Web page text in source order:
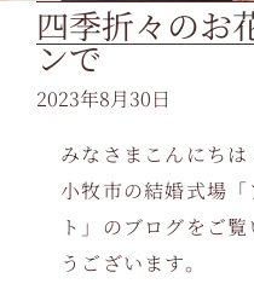
四季折々のお
ンで
2023年8月30日
みなさまこんにちは
小牧市の結婚式場
ト」のブログをご
うございます。